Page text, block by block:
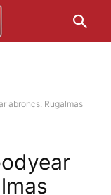
abroncs: Rugalmas